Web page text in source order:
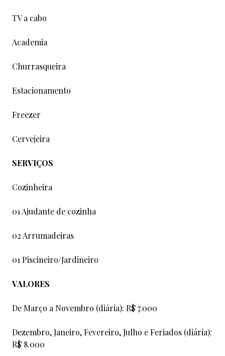
TV a cabo
Academia
Churrasqueira
Estacionamento
Freezer
Cervejeira
SERVIÇOS
Cozinheira
01 Ajudante de cozinha
02 Arrumadeiras
01 Piscineiro/Jardineiro
VALORES
De Março a Novembro (diária): R$ 7.000
Dezembro, Janeiro, Fevereiro, Julho e Feriados (diária):
R$ 8.000